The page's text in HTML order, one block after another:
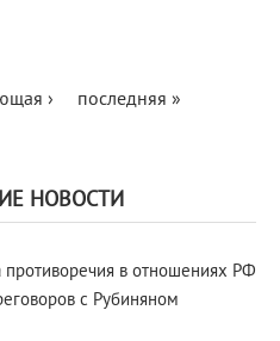
› последняя »
НОВОСТИ
противоречия в отношениях РФ
с Рубиняном